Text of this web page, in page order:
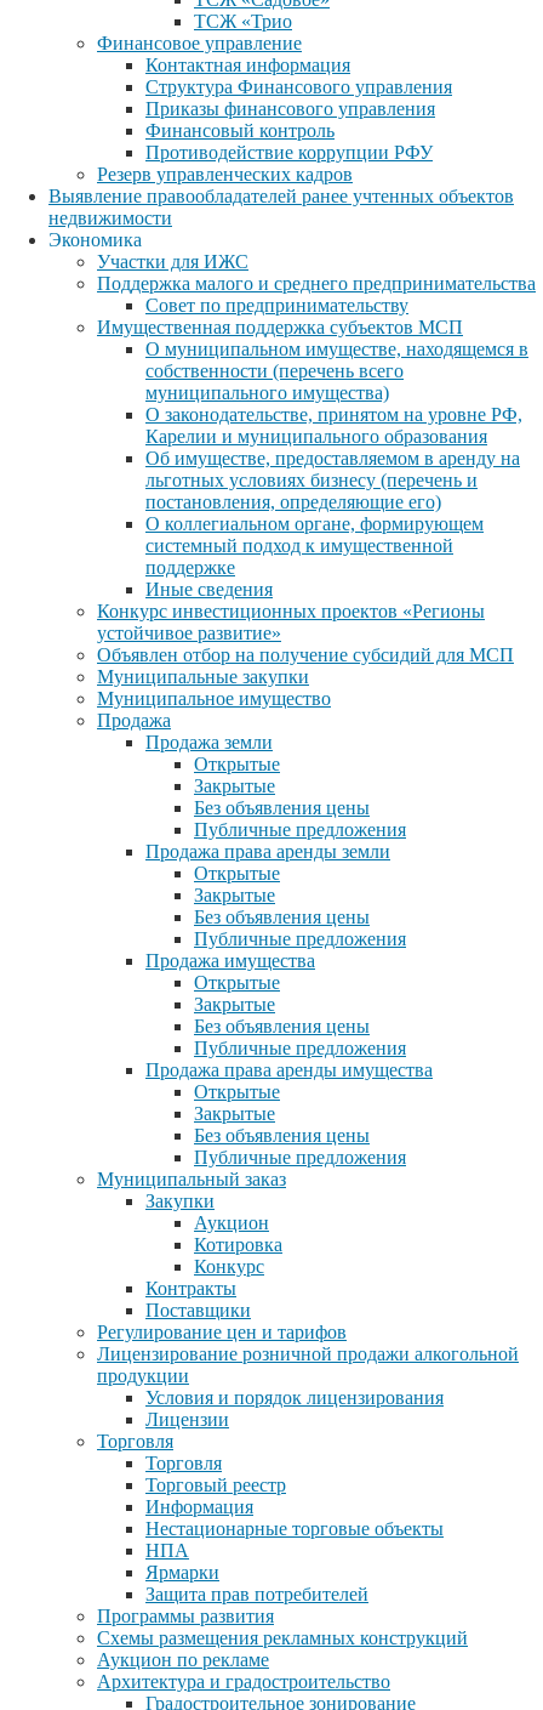
ТСЖ «Трио
Финансовое управление
Контактная информация
Структура Финансового управления
Приказы финансового управления
Финансовый контроль
Противодействие коррупции РФУ
Резерв управленческих кадров
Выявление правообладателей ранее учтенных объектов
недвижимости
Экономика
Участки для ИЖС
Поддержка малого и среднего предпринимательства
Совет по предпринимательству
Имущественная поддержка субъектов МСП
О муниципальном имуществе, находящемся в
собственности (перечень всего
муниципального имущества)
О законодательстве, принятом на уровне РФ,
Карелии и муниципального образования
Об имуществе, предоставляемом в аренду на
льготных условиях бизнесу (перечень и
постановления, определяющие его)
О коллегиальном органе, формирующем
системный подход к имущественной
поддержке
Иные сведения
Конкурс инвестиционных проектов «Регионы
устойчивое развитие»
Объявлен отбор на получение субсидий для МСП
Муниципальные закупки
Муниципальное имущество
Продажа
Продажа земли
Открытые
Закрытые
Без объявления цены
Публичные предложения
Продажа права аренды земли
Открытые
Закрытые
Без объявления цены
Публичные предложения
Продажа имущества
Открытые
Закрытые
Без объявления цены
Публичные предложения
Продажа права аренды имущества
Открытые
Закрытые
Без объявления цены
Публичные предложения
Муниципальный заказ
Закупки
Аукцион
Котировка
Конкурс
Контракты
Поставщики
Регулирование цен и тарифов
Лицензирование розничной продажи алкогольной
продукции
Условия и порядок лицензирования
Лицензии
Торговля
Торговля
Торговый реестр
Информация
Нестационарные торговые объекты
НПА
Ярмарки
Защита прав потребителей
Программы развития
Схемы размещения рекламных конструкций
Аукцион по рекламе
Архитектура и градостроительство
Градостроительное зонирование